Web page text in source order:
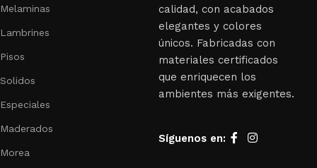
Melaminas
Lambrines
Pisos
Solidos
Especiales
Maderados
Morea
calidad, con acabados
elegantes y colores
únicos. Fabricadas con
materiales certificados
que enriquecen los
ambientes más exigentes.
Síguenos en: